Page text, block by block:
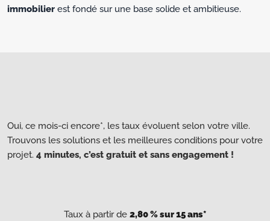
immobilier est fondé sur une base solide et ambitieuse.
Oui, ce mois-ci encore*, les taux évoluent selon votre ville.
Trouvons les solutions et les meilleures conditions pour votre
projet. 4 minutes, c’est gratuit et sans engagement !
Taux à partir de 2,80 % sur 15 ans*